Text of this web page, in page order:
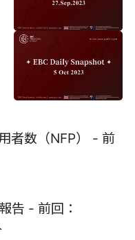
者数（NFP） - 前
告 - 前回：